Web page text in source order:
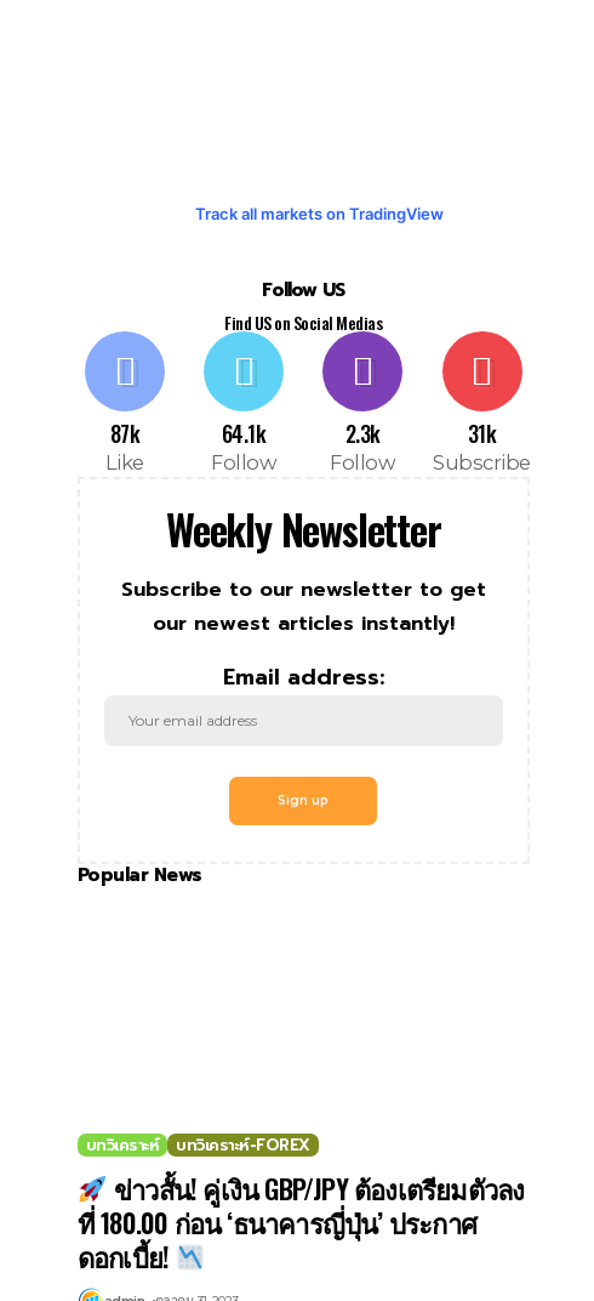
Track all markets on TradingView
Follow US
Find US on Social Medias
87k
Like
64.1k
Follow
2.3k
Follow
31k
Subscribe
Weekly Newsletter
Subscribe to our newsletter to get
our newest articles instantly!
Email address:
Popular News
บทวิเคราะห์ บทวิเคราะห์-FOREX
ข่าวสั้น! คู่เงิน GBP/JPY ต้องเตรียมตัวลง
ที่ 180.00 ก่อน ‘ธนาคารญี่ปุ่น’ ประกาศ
ดอกเบี้ย!